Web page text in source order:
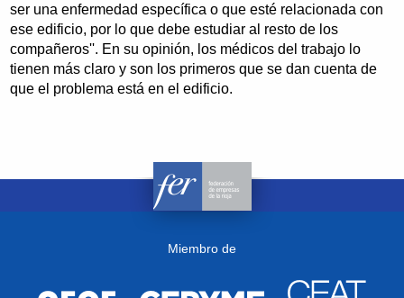
ser una enfermedad específica o que esté relacionada con
ese edificio, por lo que debe estudiar al resto de los
compañeros''. En su opinión, los médicos del trabajo lo
tienen más claro y son los primeros que se dan cuenta de
que el problema está en el edificio.
Miembro de